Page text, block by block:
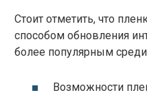
Стоит отметить, что
способом обновления
более популярным
Возможности